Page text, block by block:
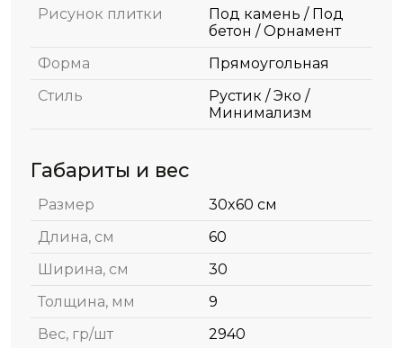
Рисунок плитки
Под камень / Под
бетон / Орнамент
Форма
Прямоугольная
Стиль
Рустик / Эко /
Минимализм
Габариты и вес
Размер
30x60 см
Длина, см
60
Ширина, см
30
Толщина, мм
9
Вес, гр/шт
2940